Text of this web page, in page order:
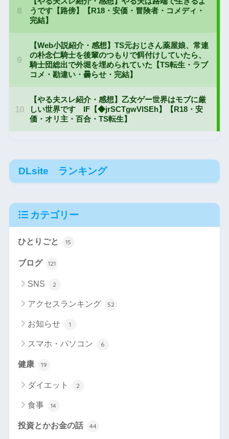
DLsite ランキング
カテゴリー
ひとりごと 15
ブログ 121
SNS 2
アクセスランキング 52
お知らせ 1
スマホ・パソコン 6
健康 19
ダイエット 2
食事 14
投資とかお金の話 44